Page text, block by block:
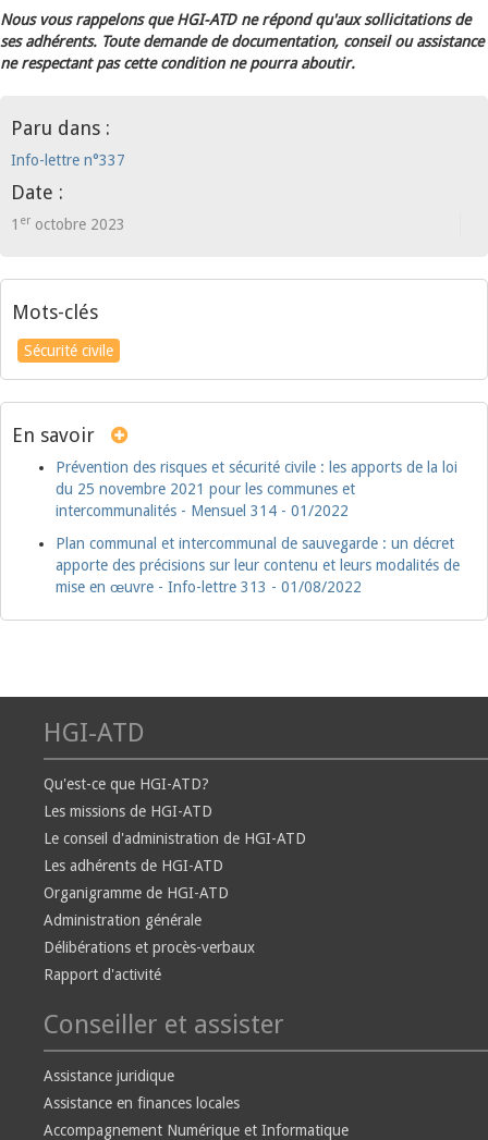
Nous vous rappelons que HGI-ATD ne répond qu'aux sollicitations de
ses adhérents. Toute demande de documentation, conseil ou assistance
ne respectant pas cette condition ne pourra aboutir.
Paru dans :
Info-lettre n°337
Date :
1 er octobre 2023
Mots-clés
Sécurité civile
En savoir
Prévention des risques et sécurité civile : les apports de la loi
du 25 novembre 2021 pour les communes et
intercommunalités - Mensuel 314 - 01/2022
Plan communal et intercommunal de sauvegarde : un décret
apporte des précisions sur leur contenu et leurs modalités de
mise en œuvre - Info-lettre 313 - 01/08/2022
HGI-ATD
Qu'est-ce que HGI-ATD?
Les missions de HGI-ATD
Le conseil d'administration de HGI-ATD
Les adhérents de HGI-ATD
Organigramme de HGI-ATD
Administration générale
Délibérations et procès-verbaux
Rapport d'activité
Conseiller et assister
Assistance juridique
Assistance en finances locales
Accompagnement Numérique et Informatique